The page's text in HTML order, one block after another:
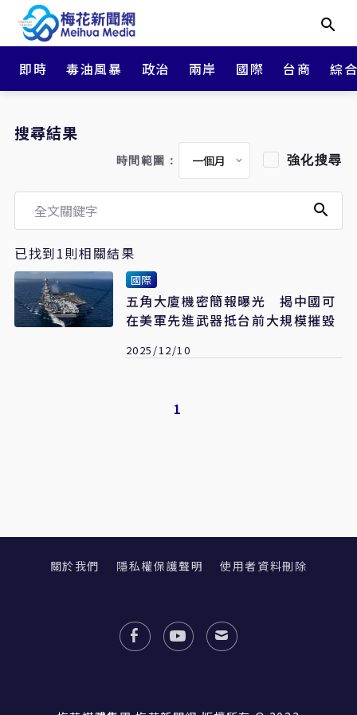
即時 毒油風暴 政治 兩岸 國際 台商 綜
搜尋結果
時間範圍： 強化搜尋
已找到1則相關結果
國際
五角大廈機密簡報曝光 揭中國可
在美軍先進武器抵台前大規模摧毀
2025/12/10
1
關於我們 隱私權保護聲明 使用者資料刪除